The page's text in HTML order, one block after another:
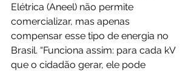
Elétrica (Aneel) não permite
comercializar, mas apenas
compensar esse tipo de energia no
Brasil. “Funciona assim: para cada kV
que o cidadão gerar, ele pode